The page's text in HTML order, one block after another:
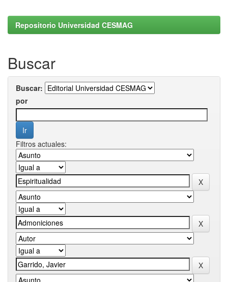
Repositorio Universidad CESMAG
Buscar
Buscar:
por
Filtros actuales: